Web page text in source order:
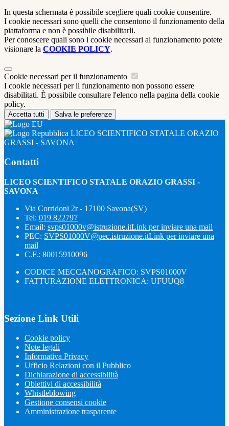
In questa schermata è possibile scegliere quali cookie consentire.
I cookie necessari sono quelli che consentono il funzionamento della
piattaforma e non è possibile disabilitarli.
Per conoscere quali sono i cookie necessari al funzionamento potete
visionare la COOKIE POLICY.
Cookie necessari per il funzionamento
I cookie necessari per il funzionamento non possono essere
disabilitati. È possibile consultare l'elenco nella pagina della cookie
policy.
Accetta tutti Salva le preferenze
LICEO SCIENTIFICO STATALE ORAZIO
GRASSI - SAVONA
Contatti
LICEO SCIENTIFICO STATALE ORAZIO GRASSI -
SAVONA
Via Corridoni 2r - 17100 Savona(SV)
Tel: 019 822797
Email: svps01000v@istruzione.itLink per inviare una mail
PEC: SVPS01000V@pec.istruzione.itLink per inviare una
mail
C.F.: 80015910096
CODICE MECCANOGRAFICO: SVPS01000V
FATTURAZIONE ELETTRONICA: UFUUQ8
Sezione Link Utili
Cookie policy
Note legali
Informativa Privacy
Ufficio Relazioni con il Pubblico
Dichiarazione di accessibilità
Obiettivi di accessibilità
Whistleblowing
Gestione consensi cookie
Amministrazione trasparente